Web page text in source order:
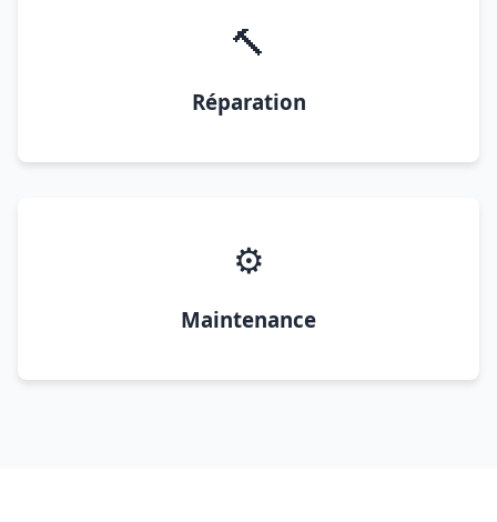
🔨
Réparation
⚙️
Maintenance